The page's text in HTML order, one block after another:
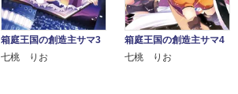
箱庭王国の創造主サマ3
七桃 りお
箱庭王国の創造主サマ4
七桃 りお